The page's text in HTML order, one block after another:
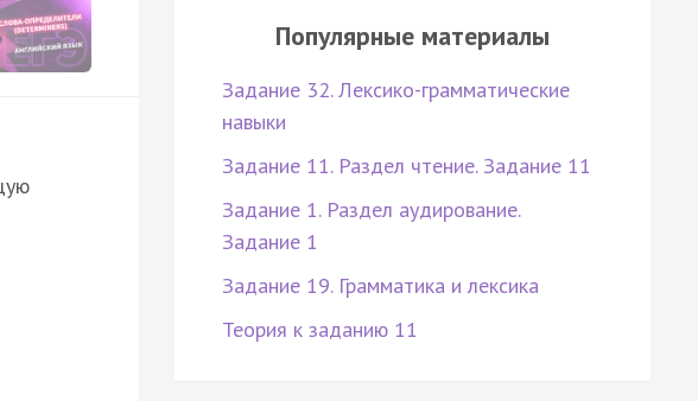
Популярные материалы
Задание 32. Лексико-грамматические
навыки
Задание 11. Раздел чтение. Задание 11
Задание 1. Раздел аудирование.
Задание 1
Задание 19. Грамматика и лексика
Теория к заданию 11